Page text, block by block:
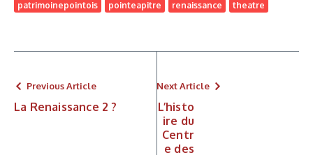
patrimoinepointois
pointeapitre renaissance theatre
Previous Article
La Renaissance 2 ?
Next Article
L’histo
ire du
Centr
e des